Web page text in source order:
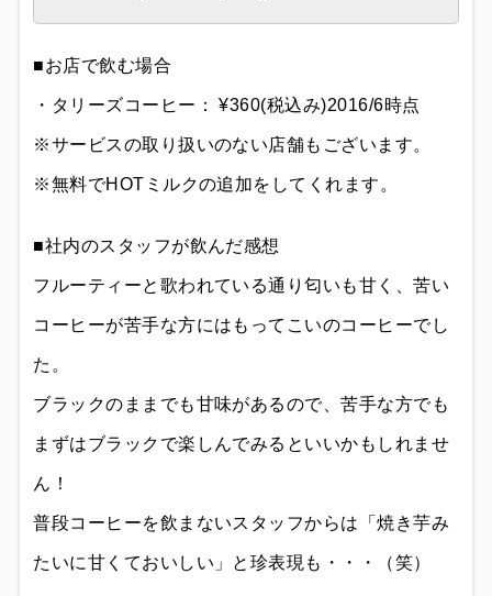
■お店で飲む場合
・タリーズコーヒー： ¥360(税込み)2016/6時点
※サービスの取り扱いのない店舗もございます。
※無料でHOTミルクの追加をしてくれます。
■社内のスタッフが飲んだ感想
フルーティーと歌われている通り匂いも甘く、苦い
コーヒーが苦手な方にはもってこいのコーヒーでし
た。
ブラックのままでも甘味があるので、苦手な方でも
まずはブラックで楽しんでみるといいかもしれませ
ん！
普段コーヒーを飲まないスタッフからは「焼き芋み
たいに甘くておいしい」と珍表現も・・・（笑）